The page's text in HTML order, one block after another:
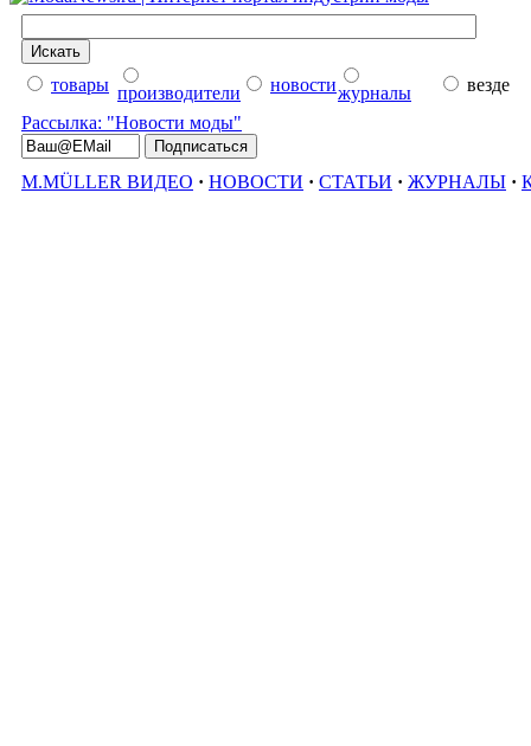
товары производители новостижурналы
везде
Рассылка: "Новости моды"
M.MÜLLER ВИДЕО · НОВОСТИ · СТАТЬИ · ЖУРНАЛЫ ·